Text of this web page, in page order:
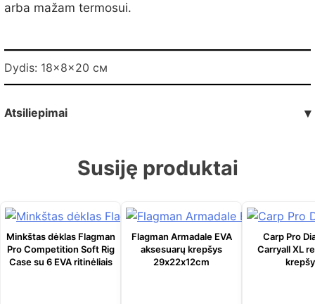
arba mažam termosui.
Dydis: 18x8x20 см
Atsiliepimai ▾
Susiję produktai
Minkštas dėklas Flagman
Pro Competition Soft Rig
Case su 6 EVA ritinėliais
Flagman Armadale EVA
aksesuarų krepšys
29х22х12cm
Carp Pro
Carryall XL